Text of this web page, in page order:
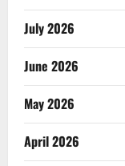
July 2026
June 2026
May 2026
April 2026